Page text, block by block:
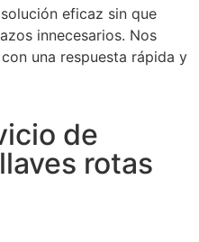
eficaz sin que
innecesarios. Nos
una respuesta rápida y
de
rotas